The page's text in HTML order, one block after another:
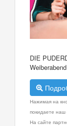
DIE
Нажимая на
покидаете наш
На сайте